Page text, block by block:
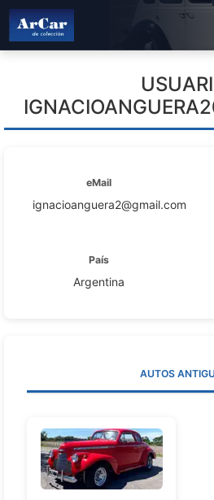
eMail
ignacioanguera2@gmail.com
País
Argentina
AUTOS